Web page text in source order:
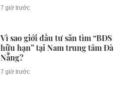
7 giờ trước
Vì sao giới đầu tư săn tìm “BĐS
hữu hạn” tại Nam trung tâm Đà
Nẵng?
7 giờ trước